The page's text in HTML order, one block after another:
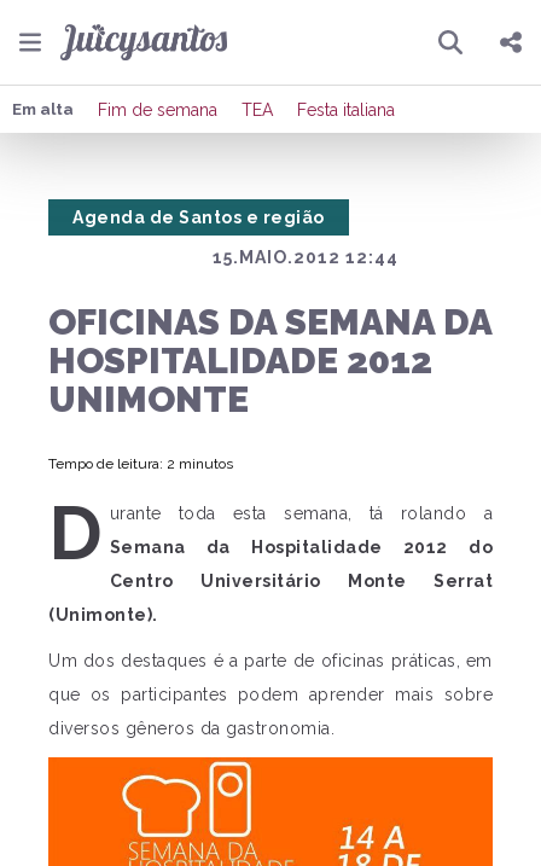
Pesquisar
Compartilhar
Publicar no X
Em alta Fim de semana TEA Festa italiana
15.MAIO.2012 12:44
Agenda de Santos e região
OFICINAS DA SEMANA DA
HOSPITALIDADE 2012
UNIMONTE
Tempo de leitura: 2 minutos
D urante toda esta semana, tá rolando a
Semana da Hospitalidade 2012 do
Centro Universitário Monte Serrat
(Unimonte).
Um dos destaques é a parte de oficinas práticas, em
que os participantes podem aprender mais sobre
diversos gêneros da gastronomia.